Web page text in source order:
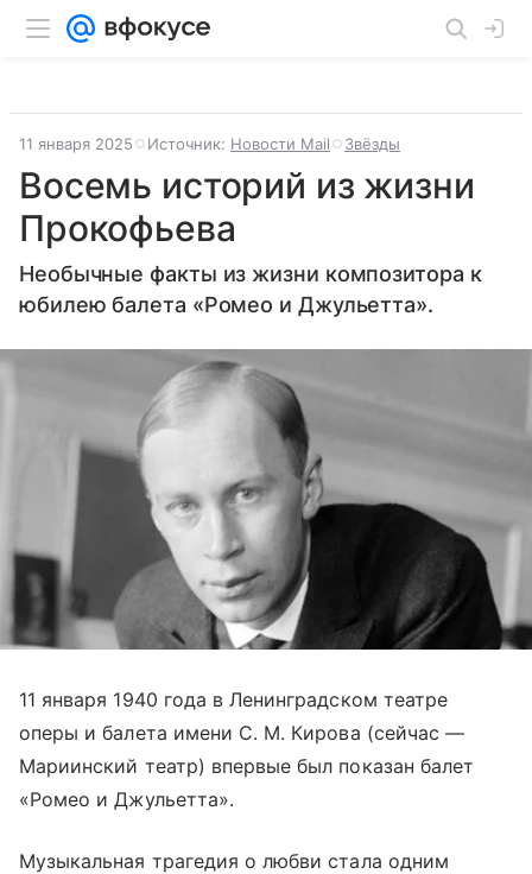
11 января 2025 Источник: Новости Mail Звёзды
Восемь историй из жизни
Прокофьева
Необычные факты из жизни композитора к
юбилею балета «Ромео и Джульетта».
11 января 1940 года в Ленинградском театре
оперы и балета имени С. М. Кирова (сейчас —
Мариинский театр) впервые был показан балет
«Ромео и Джульетта».
Музыкальная трагедия о любви стала одним